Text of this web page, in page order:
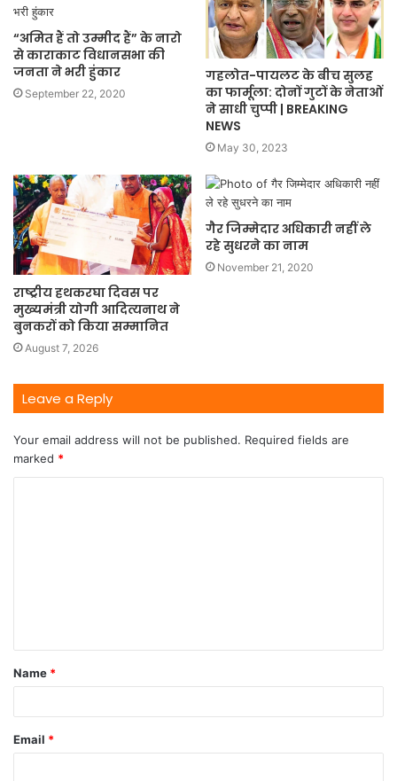
“अमित हैं तो उम्मीद हैं” के नारो
से काराकाट विधानसभा की
जनता ने भरी हुंकार
September 22, 2020
गहलोत-पायलट के बीच सुलह
का फार्मूला: दोनों गुटों के नेताओं
ने साधी चुप्पी | BREAKING
NEWS
May 30, 2023
राष्ट्रीय हथकरघा दिवस पर
मुख्यमंत्री योगी आदित्यनाथ ने
बुनकरों को किया सम्मानित
August 7, 2026
गैर जिम्मेदार अधिकारी नहीं ले
रहे सुधरने का नाम
November 21, 2020
Leave a Reply
Your email address will not be published. Required fields are
marked *
Name *
Email *